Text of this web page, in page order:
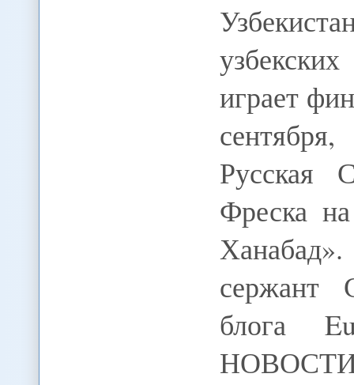
играет
Русская
Фреска
сержант
блога
НОВОСТИ